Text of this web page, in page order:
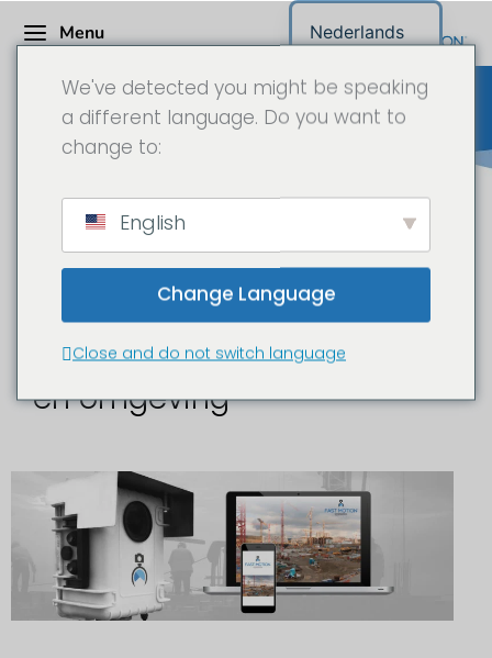
Menu
Bouwplaats camera Beieren
Bouwplaats time-lapse en
documentatie in München
en omgeving
We've detected you might be speaking
a different language. Do you want to
change to:
English
Change Language
Close and do not switch language
Nederlands